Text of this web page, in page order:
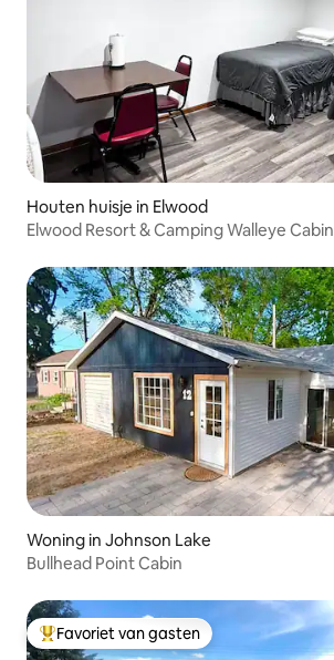
Houten huisje in Elwood
Elwood Resort & Camping Walleye Cabin
Woning in Johnson Lake
Bullhead Point Cabin
Topfavoriet van gasten
Favoriet van gasten